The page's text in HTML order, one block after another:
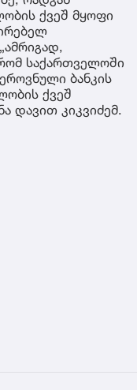
ქვეშ მყოფი
საქართველოში
ბანკის
ქვეშ
დავით კიკვიძემ.